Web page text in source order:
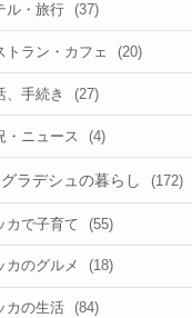
ル・旅行 (37)
トラン・カフェ (20)
、手続き (27)
・ニュース (4)
ラデシュの暮らし (172)
カで子育て (55)
カのグルメ (18)
カの生活 (84)